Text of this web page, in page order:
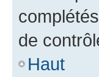
de
Haut